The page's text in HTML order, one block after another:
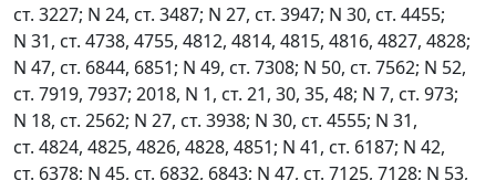
ст. 3227; N 24, ст. 3487; N 27, ст. 3947; N 30, ст. 4455;
N 31, ст. 4738, 4755, 4812, 4814, 4815, 4816, 4827, 4828;
N 47, ст. 6844, 6851; N 49, ст. 7308; N 50, ст. 7562; N 52,
ст. 7919, 7937; 2018, N 1, ст. 21, 30, 35, 48; N 7, ст. 973;
N 18, ст. 2562; N 27, ст. 3938; N 30, ст. 4555; N 31,
ст. 4824, 4825, 4826, 4828, 4851; N 41, ст. 6187; N 42,
ст. 6378; N 45, ст. 6832, 6843; N 47, ст. 7125, 7128; N 53,